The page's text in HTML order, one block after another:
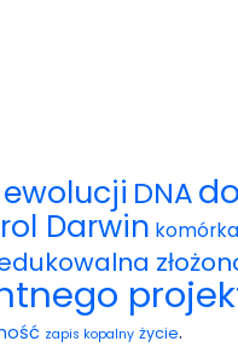
DNA
Darwin komórka
zapis kopalny życie.